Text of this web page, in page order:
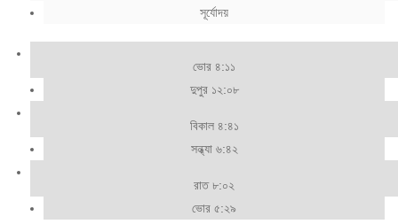
সূর্যোদয়
ভোর ৪:১১
দুপুর ১২:০৮
বিকাল ৪:৪১
সন্ধ্যা ৬:৪২
রাত ৮:০২
ভোর ৫:২৯